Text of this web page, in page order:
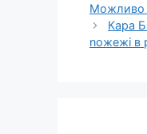
Можливо
Кара
noжeжі в